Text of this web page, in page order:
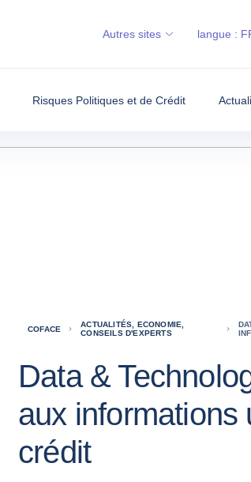
Risques Politiques et de Crédit
Autres sites langue :
COFACE
ACTUALITÉS, ECONOMIE,
CONSEILS D'EXPERTS
Data &
aux informations
crédit